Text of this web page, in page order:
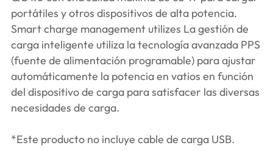
portátiles y otros dispositivos de alta potencia.
Smart charge management utilizes La gestión de
carga inteligente utiliza la tecnología avanzada PPS
(fuente de alimentación programable) para ajustar
automáticamente la potencia en vatios en función
del dispositivo de carga para satisfacer las diversas
necesidades de carga.
*Este producto no incluye cable de carga USB.